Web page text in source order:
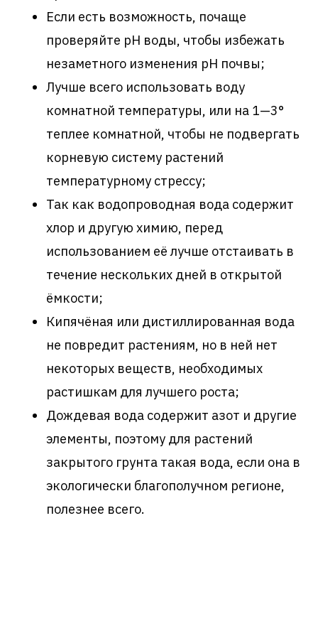
Если есть возможность, почаще
проверяйте pH воды, чтобы избежать
незаметного изменения pH почвы;
Лучше всего использовать воду
комнатной температуры, или на 1—3°
теплее комнатной, чтобы не подвергать
корневую систему растений
температурному стрессу;
Так как водопроводная вода содержит
хлор и другую химию, перед
использованием её лучше отстаивать в
течение нескольких дней в открытой
ёмкости;
Кипячёная или дистиллированная вода
не повредит растениям, но в ней нет
некоторых веществ, необходимых
растишкам для лучшего роста;
Дождевая вода содержит азот и другие
элементы, поэтому для растений
закрытого грунта такая вода, если она в
экологически благополучном регионе,
полезнее всего.